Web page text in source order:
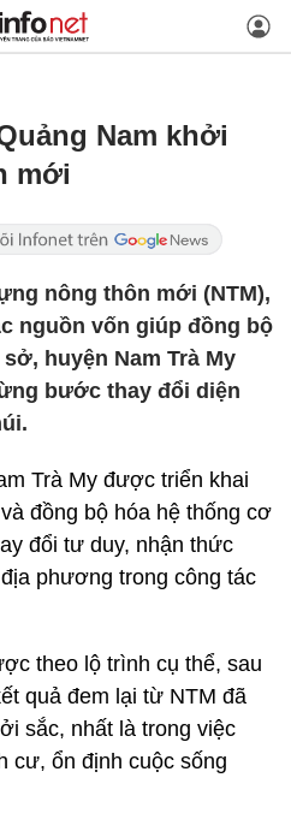
Nam khởi
mới
nông thôn mới (NTM),
nguồn vốn giúp đồng bộ
huyện Nam Trà My
bước thay đổi diện
Trà My được triển khai
đồng bộ hóa hệ thống cơ
đổi tư duy, nhận thức
phương trong công tác
theo lộ trình cụ thể, sau
quả đem lại từ NTM đã
sắc, nhất là trong việc
cư, ổn định cuộc sống